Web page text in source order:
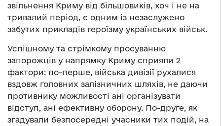
звільнення Криму від більшовиків, хоч і не на
тривалий період, є одним із незаслужено
забутих прикладів героїзму українських військ.
Успішному та стрімкому просуванню
запорожців у напрямку Криму сприяли 2
фактори: по-перше, війська дивізії рухалися
вздовж головних залізничних шляхів, не даючи
противнику можливості ані організувати
відступ, ані ефективну оборону. По-друге, як
згадували безпосередні учасники тих подій, на